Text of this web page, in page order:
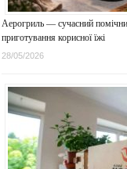
Аерогриль — сучасний
приготування корисної їжі
28/05/2026